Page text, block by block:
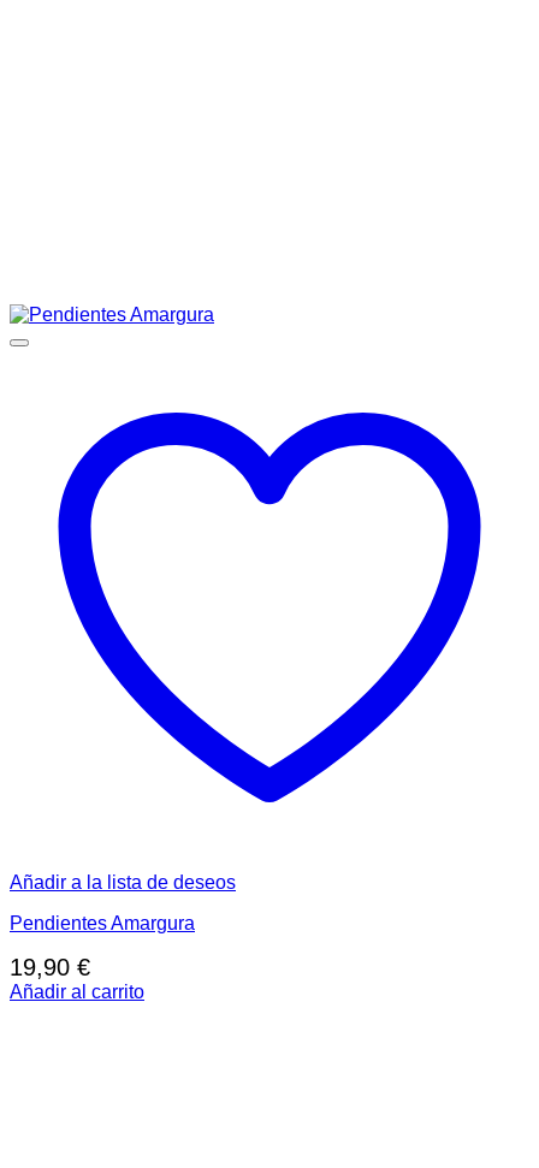
Añadir a la lista de deseos
Pendientes Amargura
19,90 €
Añadir al carrito